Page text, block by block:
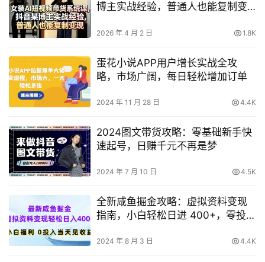
博主实战经验，普通人也能复制变
2026 年 4 月 2 日 1.8K
蛋花小说APP用户增长实战全攻
略，市场广阔，每日轻松增加订单
2024 年 11 月 28 日 4.4K
2024图文带货攻略：零基础新手快
速起号，日赚千元不再是梦
2024 年 7 月 10 日 4.5K
全新咸鱼掘金攻略：虚拟资料变现
指南，小白轻松日进 400+，零投入
2024 年 8 月 3 日 4.4K